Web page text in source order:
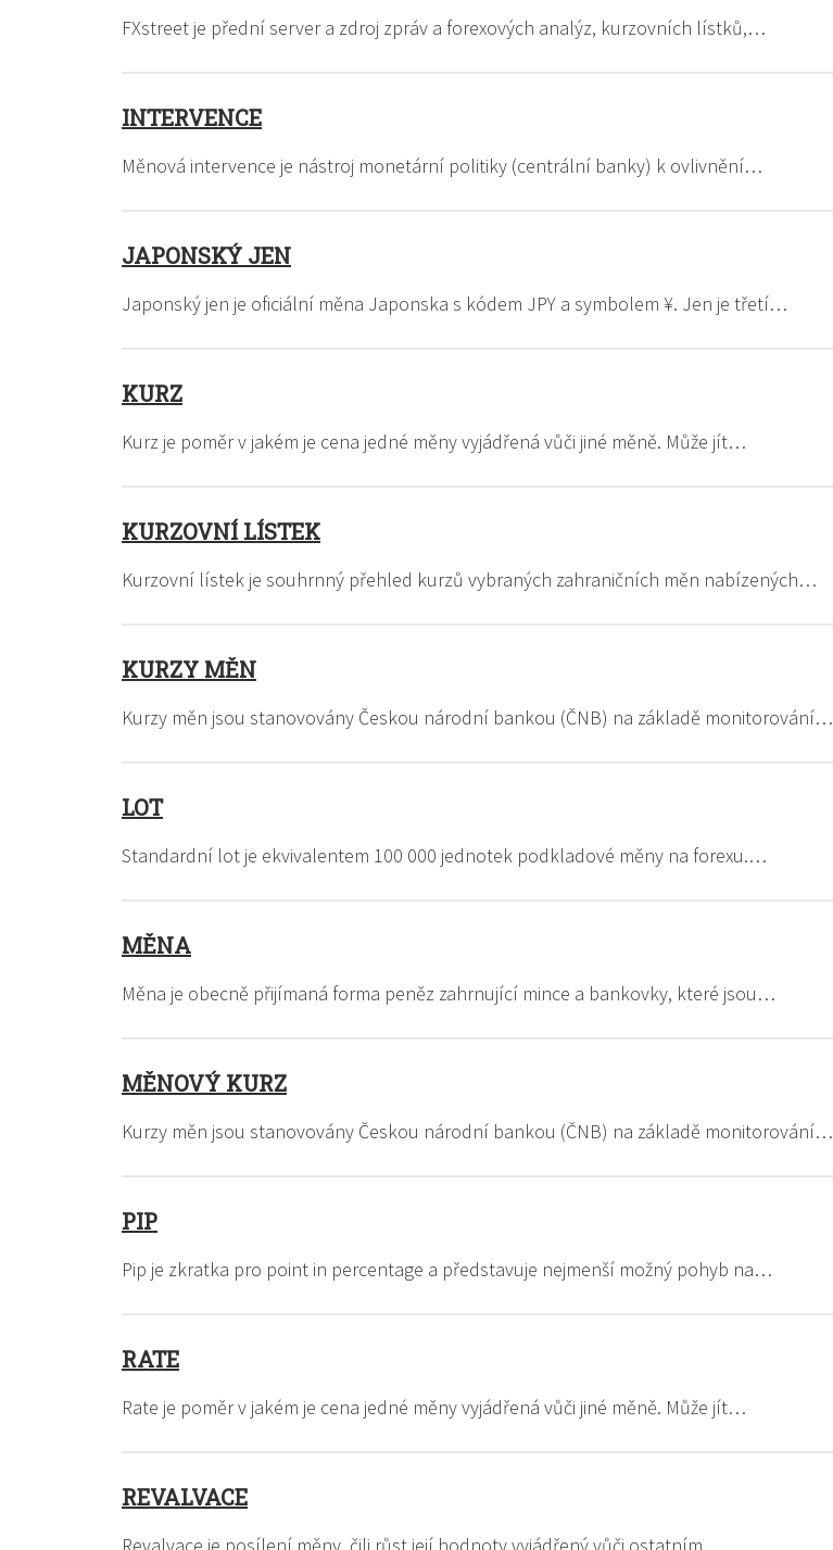
FXstreet je přední server a zdroj zpráv a forexových analýz, kurzovních lístků,…
INTERVENCE
Měnová intervence je nástroj monetární politiky (centrální banky) k ovlivnění…
JAPONSKÝ JEN
Japonský jen je oficiální měna Japonska s kódem JPY a symbolem ¥. Jen je třetí…
KURZ
Kurz je poměr v jakém je cena jedné měny vyjádřená vůči jiné měně. Může jít…
KURZOVNÍ LÍSTEK
Kurzovní lístek je souhrnný přehled kurzů vybraných zahraničních měn nabízených…
KURZY MĚN
Kurzy měn jsou stanovovány Českou národní bankou (ČNB) na základě monitorování…
LOT
Standardní lot je ekvivalentem 100 000 jednotek podkladové měny na forexu.…
MĚNA
Měna je obecně přijímaná forma peněz zahrnující mince a bankovky, které jsou…
MĚNOVÝ KURZ
Kurzy měn jsou stanovovány Českou národní bankou (ČNB) na základě monitorování…
PIP
Pip je zkratka pro point in percentage a představuje nejmenší možný pohyb na…
RATE
Rate je poměr v jakém je cena jedné měny vyjádřená vůči jiné měně. Může jít…
REVALVACE